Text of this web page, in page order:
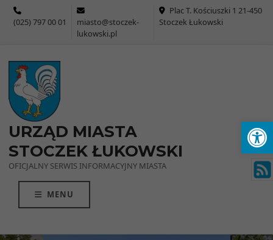
(025) 797 00 01
miasto@stoczek-
lukowski.pl
Plac T. Kościuszki 1 21-450
Stoczek Łukowski
URZĄD MIASTA
STOCZEK ŁUKOWSKI
OFICJALNY SERWIS INFORMACYJNY MIASTA
MENU